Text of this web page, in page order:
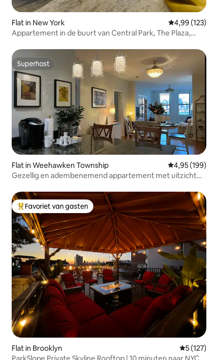
Flat in New York Gemiddelde
4,99 (123)
Appartement in de buurt van Central Park, The Plaza,
Superhost
Superhost
Flat in Weehawken Township Gemiddelde
4,95 (199)
Gezellig en adembenemend appartement met uitzicht
Topfavoriet van gasten
Favoriet van gasten
Flat in Brooklyn
5 (127)